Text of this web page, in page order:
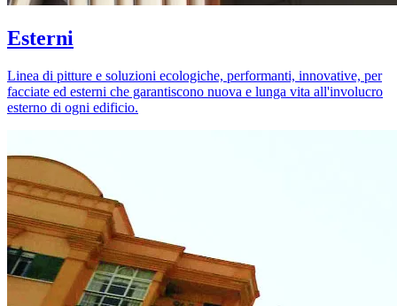
Esterni
Linea di pitture e soluzioni ecologiche, performanti, innovative, per
facciate ed esterni che garantiscono nuova e lunga vita all'involucro
esterno di ogni edificio.